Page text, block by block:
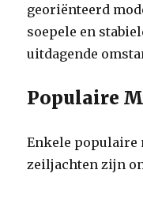
georiënteerd
soepele en
uitdagende
Populaire
Enkele populaire
zeiljachten zijn